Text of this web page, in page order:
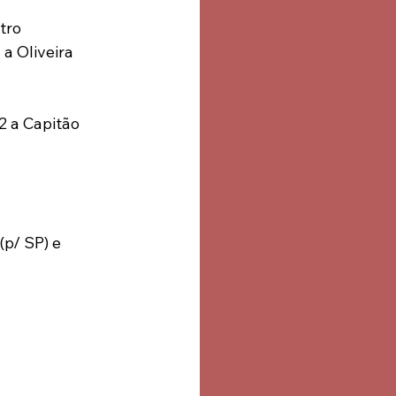
Oliveira
a Capitão
SP) e